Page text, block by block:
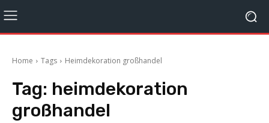
Home Tags Heimdekoration großhandel
Tag: heimdekoration
großhandel